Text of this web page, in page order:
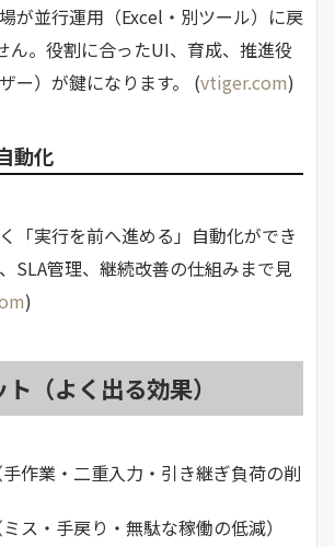
が並行運用（Excel・別ツール）に戻
ん。役割に合ったUI、育成、推進役
ー）が鍵になります。 (vtiger.com)
動化
「実行を前へ進める」自動化ができ
SLA管理、継続改善の仕組みまで見
)
（よく出る効果）
作業・二重入力・引き継ぎ負荷の削
ス・手戻り・無駄な稼働の低減）